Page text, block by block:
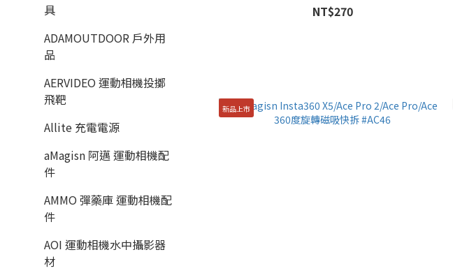
具
ADAMOUTDOOR 戶外用
品
AERVIDEO 運動相機投擲
飛靶
Allite 充電電源
aMagisn 阿邁 運動相機配
件
AMMO 彈藥庫 運動相機配
件
AOI 運動相機水中攝影器
材
NT$270
新品上市